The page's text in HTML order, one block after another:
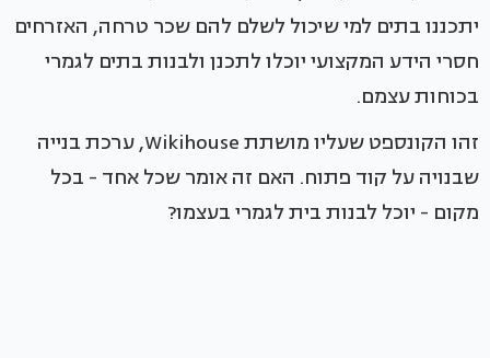
יתכננו בתים למי שיכול לשלם להם שכר טרחה, האזרחים
חסרי הידע המקצועי יוכלו לתכנן ולבנות בתים לגמרי
בכוחות עצמם.
זהו הקונספט שעליו מושתת Wikihouse, ערכת בנייה
שבנויה על קוד פתוח. האם זה אומר שכל אחד - בכל
מקום - יוכל לבנות בית לגמרי בעצמו?